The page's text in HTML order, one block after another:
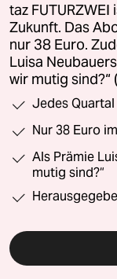
taz
Zukunft. Das
nur 38 Euro.
Luisa
wir mutig sind?“
Jedes Quartal
Nur 38 Euro
Als Prämie
mutig sind?“